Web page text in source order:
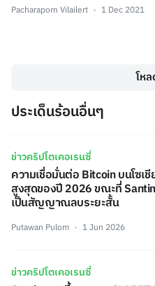
Pacharaporn Vilailert 1 Dec 2021
โห
ประเด็นร้อนอื่นๆ
ข่าวคริปโตเคอเรนซี่
ความเชื่อมั่นต่อ Bitcoin บนโซเ
สูงสุดของปี 2026 ขณะที่
เป็นสัญญาณลบระยะสั้น
Putawan Pulom 1 Jun 2026
ข่าวคริปโตเคอเรนซี่